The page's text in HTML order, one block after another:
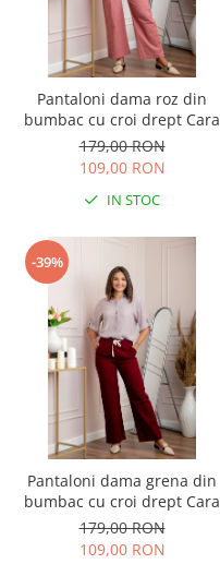
Pantaloni dama roz din
bumbac cu croi drept Cara
179,00 RON
109,00 RON
IN STOC
-39%
Pantaloni dama grena din
bumbac cu croi drept Cara
179,00 RON
109,00 RON